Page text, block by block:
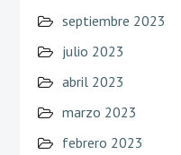
septiembre 2023
julio 2023
abril 2023
marzo 2023
febrero 2023